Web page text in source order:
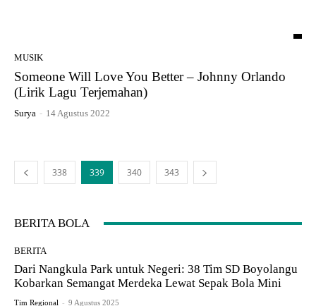
MUSIK
Someone Will Love You Better – Johnny Orlando
(Lirik Lagu Terjemahan)
Surya - 14 Agustus 2022
338 339 340 343
BERITA BOLA
BERITA
Dari Nangkula Park untuk Negeri: 38 Tim SD Boyolangu
Kobarkan Semangat Merdeka Lewat Sepak Bola Mini
Tim Regional - 9 Agustus 2025